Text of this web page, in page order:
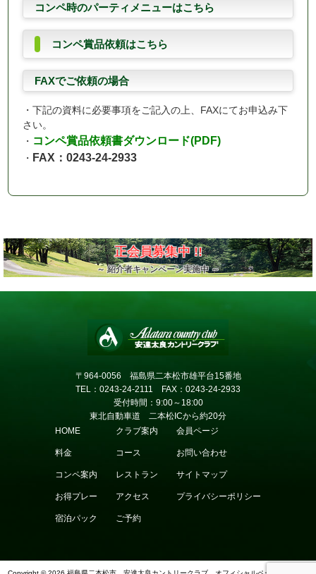
コンペ時のパーティメニューはこちら
コンペ賞品依頼はこちら
FAXでご依頼の場合
・下記の資料に必要事項をご記入の上、FAXにてお申込み下
さい。
・ コンペ賞品依頼書ダウンロード(PDF)
・ FAX：0243-24-2933
正会員募集中 !!
～ 紹介者キャンペーン実施中 ～
〒964-0056 福島県二本松市雄平台15番地
TEL：0243-24-2111
FAX：0243-24-2933
受付時間：9:00～18:00
東北自動車道 二本松ICから約20分
HOME
料金
コンペ案内
お得プレー
宿泊パック
クラブ案内
コース
レストラン
アクセス
ご予約
会員ページ
お問い合わせ
サイトマップ
プライバシーポリシー